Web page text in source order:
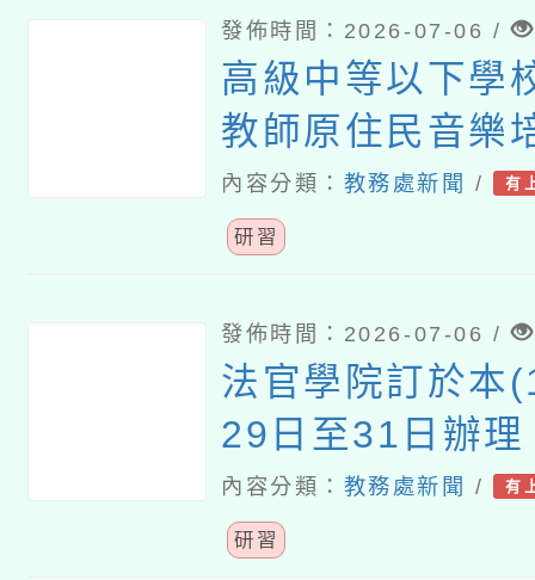
發佈時間：2026-07-06 /
高級中等以下學
教師原住民音樂
施計畫
內容分類： 教務處新聞 / 有
研習
發佈時間：2026-07-06 /
法官學院訂於本
29日至31日辦
小學教師法律教
階)」線上學習課
內容分類： 教務處新聞 / 有
研習